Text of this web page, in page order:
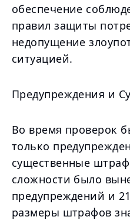
обеспечение
правил защиты
недопущение
ситуацией.
Предупреждения и
Во время проверок
только
существенные
сложности было
предупреждений и
размеры штрафов